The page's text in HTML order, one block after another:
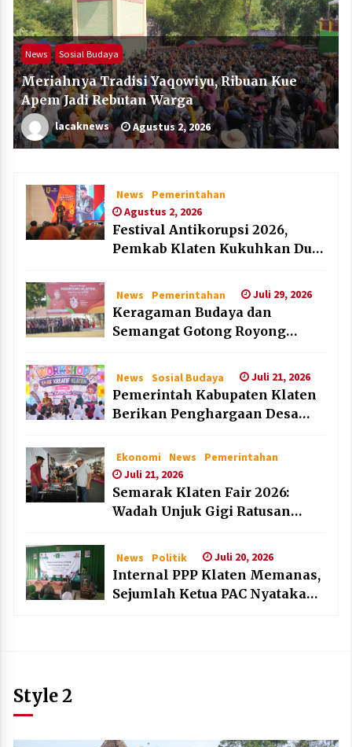
News Sosial Budaya
Meriahnya Tradisi Yaqowiyu, Ribuan Kue
Apem Jadi Rebutan Warga
lacaknews Agustus 2, 2026
News
Pemerintahan
Agustus 2, 2026
Festival Antikorupsi 2026,
Pemkab Klaten Kukuhkan Duta
News Pemerintahan Juli 29, 2026
Keragaman Budaya dan
Semangat Gotong Royong
News Sosial Budaya Juli 21, 2026
Pemerintah Kabupaten Klaten
Berikan Penghargaan Desa
HAN 2026
Ekonomi News
Pemerintahan
Juli 21, 2026
Semarak Klaten Fair 2026:
Wadah Unjuk Gigi Ratusan
News Politik Juli 20, 2026
Internal PPP Klaten Memanas,
Sejumlah Ketua PAC Nyatakan
Style 2